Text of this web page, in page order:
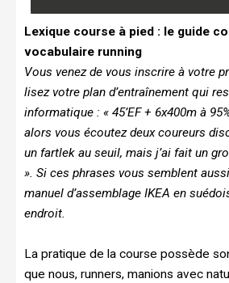
Lexique course à pied : le guide
vocabulaire running
Vous venez de vous inscrire à votre
lisez votre plan d’entraînement qui
informatique : « 45’EF + 6x400m à
alors vous écoutez deux coureurs
un fartlek au seuil, mais j’ai fait un
». Si ces phrases vous semblent
manuel d’assemblage IKEA en
endroit.
La pratique de la course possède
que nous, runners, manions avec